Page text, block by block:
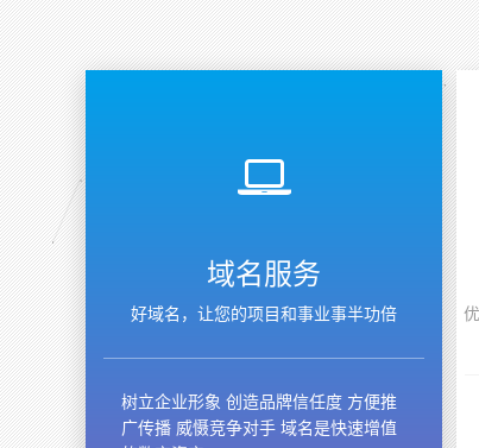
域名服务
好域名，让您的项目和事业事半功倍
树立企业形象 创造品牌信任度 方便推
广传播 威慑竞争对手 域名是快速增值